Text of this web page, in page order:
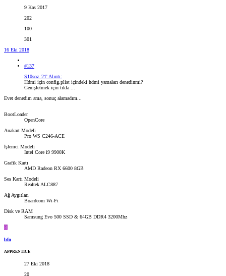
9 Kas 2017
202
100
301
16 Eki 2018
#137
S10soz_21' Alıntı:
Hdmi için config.plist içindeki hdmi yamaları denedinmi?
Genişletmek için tıkla ...
Evet denedim ama, sonuç alamadım...
BootLoader
OpenCore
Anakart Modeli
Pro WS C246-ACE
İşlemci Modeli
Intel Core i9 9900K
Grafik Kartı
AMD Radeon RX 6600 8GB
Ses Kartı Modeli
Realtek ALC887
Ağ Aygıtları
Boardcom Wi-Fi
Disk ve RAM
Samsung Evo 500 SSD & 64GB DDR4 3200Mhz
B
bfo
APPRENTICE
27 Eki 2018
20